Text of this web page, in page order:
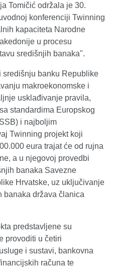
Tomičić održala je 30.
konferenciji Twinning
kapaciteta Narodne
u procesu
središnjih banaka".
banku Republike
makroekonomske i
usklađivanje pravila,
standardima Europskog
i najboljim
Twinning projekt koji
eura trajat će od rujna
a u njegovoj provedbi
banaka Savezne
Hrvatske, uz uključivanje
banaka država članica
predstavljene su
provoditi u četiri
i sustavi, bankovna
računa te